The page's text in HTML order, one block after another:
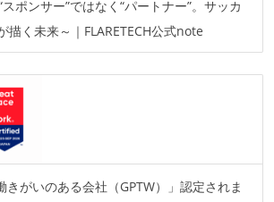
ポンサー”ではなく“パートナー”。サッカ
描く未来～｜FLARETECH公式note
がいのある会社（GPTW）」認定されま